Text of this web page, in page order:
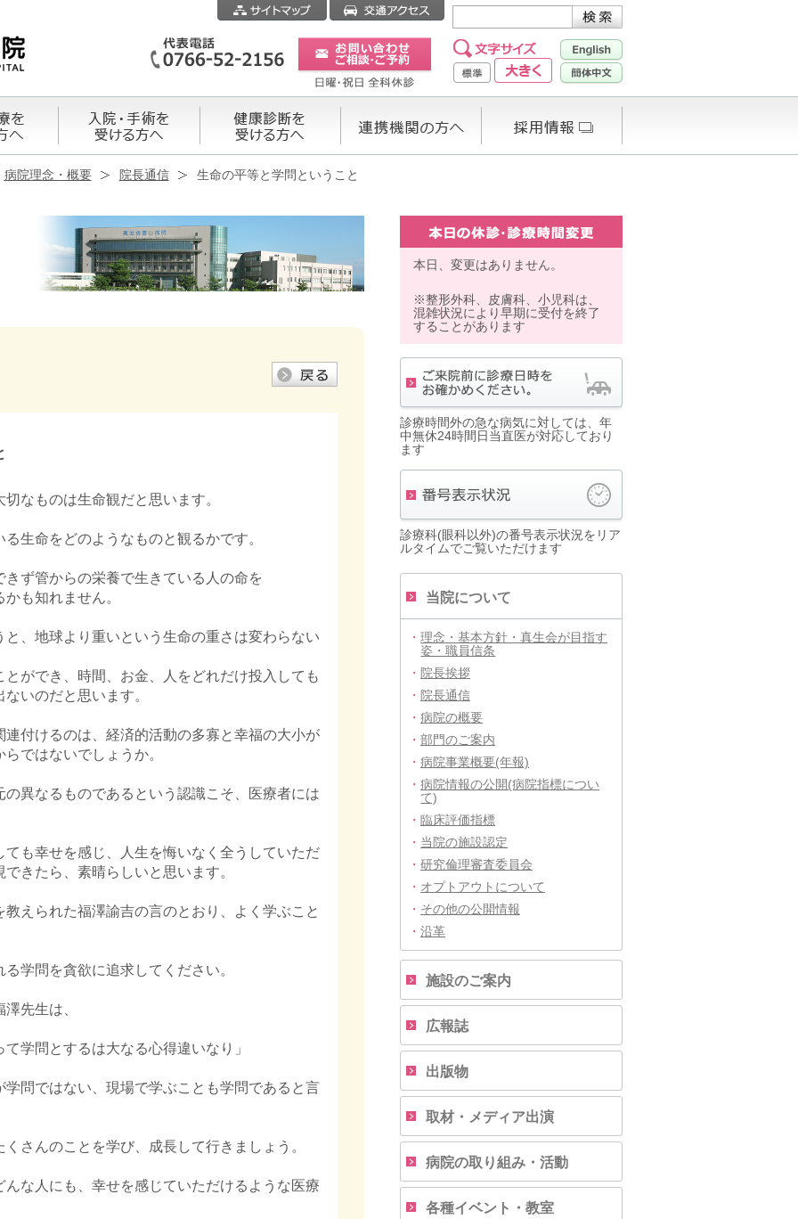
病院理念・概要 院長通信 生命の平等と学問ということ
なものは生命観だと思います。
生命をどのようなものと観るかです。
ず管からの栄養で生きている人の命を
も知れません。
と、地球より重いという生命の重さは変わらない
ができ、時間、お金、人をどれだけ投入しても
いのだと思います。
付けるのは、経済的活動の多寡と幸福の大小が
ではないでしょうか。
異なるものであるという認識こそ、医療者には
も幸せを感じ、人生を悔いなく全うしていただ
きたら、素晴らしいと思います。
えられた福澤諭吉の言のとおり、よく学ぶこと
学問を貪欲に追求してください。
先生は、
て学問とするは大なる心得違いなり」
問ではない、現場で学ぶことも学問であると言
さんのことを学び、成長して行きましょう。
な人にも、幸せを感じていただけるような医療
本日、変更はありません。
※整形外科、皮膚科、小児科は、
混雑状況により早期に受付を終了
することがあります
診療時間外の急な病気に対しては、年
中無休24時間日当直医が対応しており
ます
診療科(眼科以外)の番号表示状況をリア
ルタイムでご覧いただけます
当院について
・ 理念・基本方針・真生会が目指す
姿・職員信条
・ 院長挨拶
・ 院長通信
・ 病院の概要
・ 部門のご案内
・ 病院事業概要(年報)
・ 病院情報の公開(病院指標につい
て)
・ 臨床評価指標
・ 当院の施設認定
・ 研究倫理審査委員会
・ オプトアウトについて
・ その他の公開情報
・ 沿革
施設のご案内
広報誌
出版物
取材・メディア出演
病院の取り組み・活動
各種イベント・教室